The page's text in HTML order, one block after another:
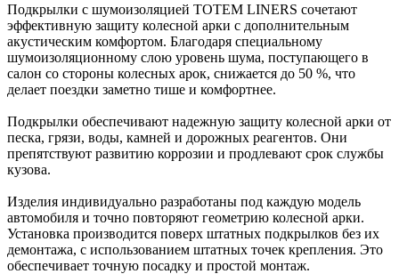
Подкрылки с шумоизоляцией TOTEM LINERS сочетают
эффективную защиту колесной арки с дополнительным
акустическим комфортом. Благодаря специальному
шумоизоляционному слою уровень шума, поступающего в
салон со стороны колесных арок, снижается до 50 %, что
делает поездки заметно тише и комфортнее.
Подкрылки обеспечивают надежную защиту колесной арки от
песка, грязи, воды, камней и дорожных реагентов. Они
препятствуют развитию коррозии и продлевают срок службы
кузова.
Изделия индивидуально разработаны под каждую модель
автомобиля и точно повторяют геометрию колесной арки.
Установка производится поверх штатных подкрылков без их
демонтажа, с использованием штатных точек крепления. Это
обеспечивает точную посадку и простой монтаж.